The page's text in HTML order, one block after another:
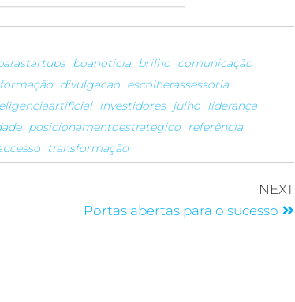
boanoticia brilho comunicação
divulgacao escolherassessoria
investidores julho liderança
posicionamentoestrategico referência
transformação
NEXT
Portas abertas para o sucesso